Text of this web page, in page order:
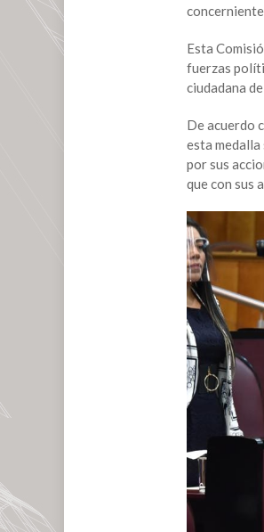
Esta
fuerzas
ciudadana
De acuerdo
esta
por sus
que con sus